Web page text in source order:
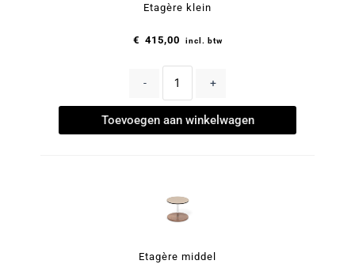
Etagère klein
€ 415,00 incl. btw
- +
Toevoegen aan winkelwagen
Etagère middel